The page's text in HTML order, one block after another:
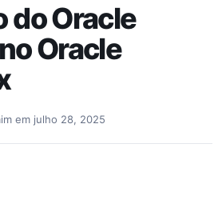
do Oracle
Oracle
em julho 28, 2025